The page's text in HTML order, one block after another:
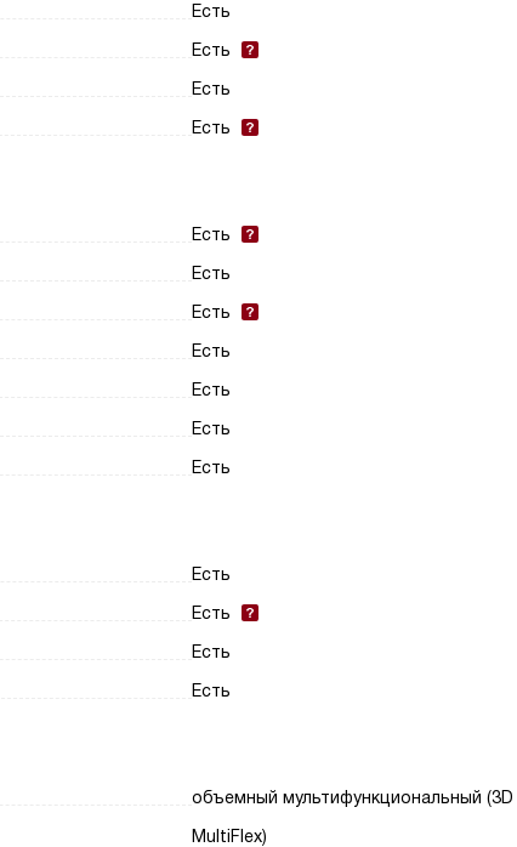
Есть
Есть
Есть
Есть
Есть
Есть
Есть
Есть
Есть
Есть
Есть
Есть
Есть
Есть
Есть
объемный мультифункциональный (3D
MultiFlex)